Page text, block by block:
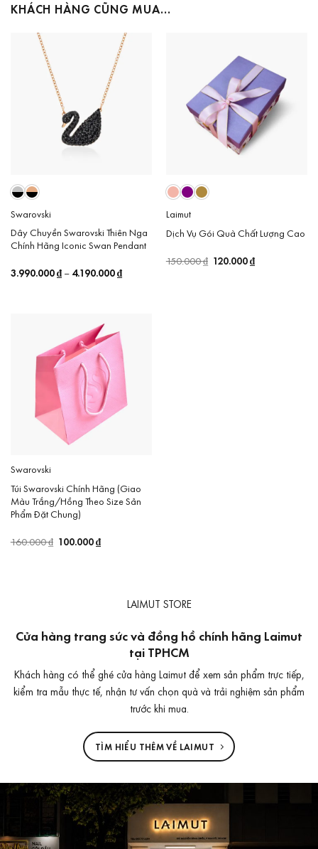
KHÁCH HÀNG CŨNG MUA…
Swarovski
Dây Chuyền Swarovski Thiên Nga
Chính Hãng Iconic Swan Pendant
3.990.000₫ – 4.190.000₫Price
range:
Laimut
Dịch Vụ Gói Quà Chất Lượng Cao
150.000₫ Giá
120.000₫
Swarovski
Túi Swarovski Chính Hãng (Giao
Màu Trắng/Hồng Theo Size Sản
Phẩm Đặt Chung)
160.000₫ Giá
100.000₫
LAIMUT STORE
Cửa hàng trang sức và đồng hồ chính hãng Laimut
tại TPHCM
Khách hàng có thể ghé cửa hàng Laimut để xem sản phẩm trực tiếp,
kiểm tra mẫu thực tế, nhận tư vấn chọn quà và trải nghiệm sản phẩm
trước khi mua.
TÌM HIỂU THÊM VỀ LAIMUT